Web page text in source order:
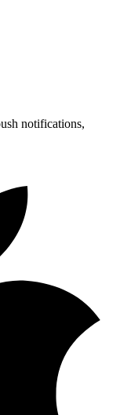
notifications,